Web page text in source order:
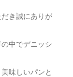
き誠にありが
中でデニッシ
味しいパンと